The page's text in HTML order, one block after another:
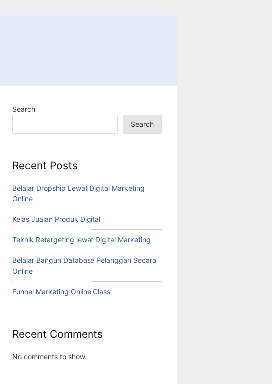
Search
Search
Recent Posts
Belajar Dropship Lewat Digital Marketing
Online
Kelas Jualan Produk Digital
Teknik Retargeting lewat Digital Marketing
Belajar Bangun Database Pelanggan Secara
Online
Funnel Marketing Online Class
Recent Comments
No comments to show.